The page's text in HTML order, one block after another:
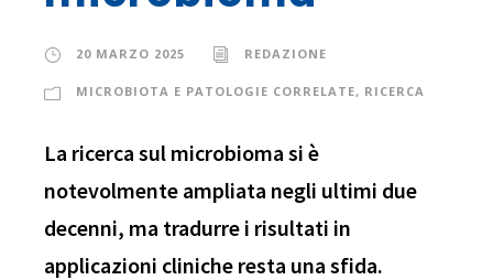
20 MARZO 2025 REDAZIONE
MICROBIOTA E PATOLOGIE CORRELATE, RICERCA
La ricerca sul microbioma si è
notevolmente ampliata negli ultimi due
decenni, ma tradurre i risultati in
applicazioni cliniche resta una sfida.